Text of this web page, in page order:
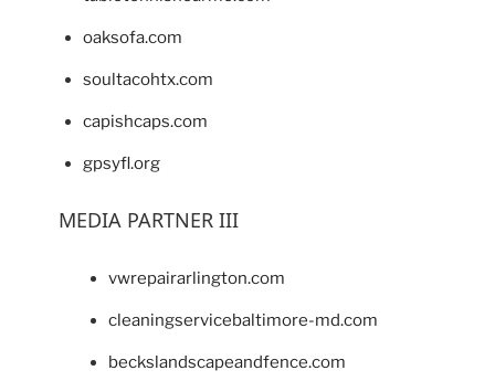
oaksofa.com
soultacohtx.com
capishcaps.com
gpsyfl.org
MEDIA PARTNER III
vwrepairarlington.com
cleaningservicebaltimore-md.com
beckslandscapeandfence.com